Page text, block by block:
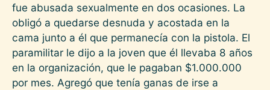
fue abusada sexualmente en dos ocasiones. La
obligó a quedarse desnuda y acostada en la
cama junto a él que permanecía con la pistola. El
paramilitar le dijo a la joven que él llevaba 8 años
en la organización, que le pagaban $1.000.000
por mes. Agregó que tenía ganas de irse a